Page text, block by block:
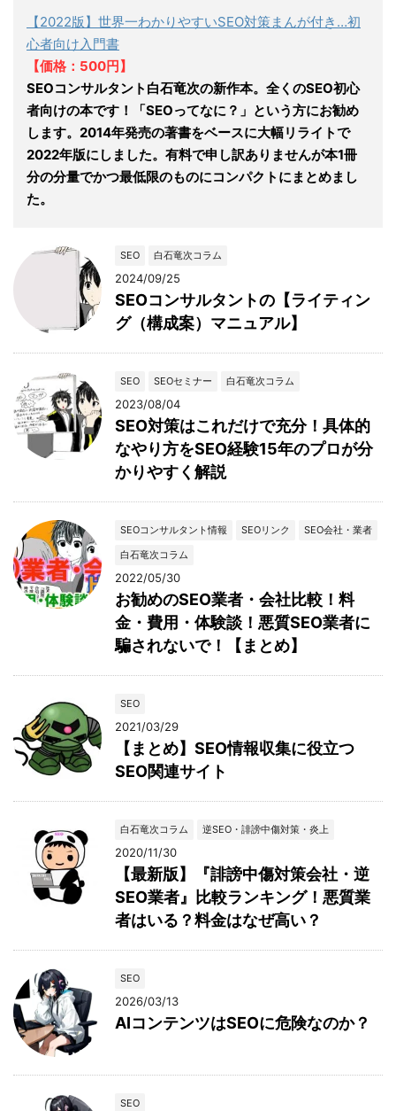
【2022版】世界一わかりやすいSEO対策まんが付き…初
心者向け入門書
【価格：500円】
SEOコンサルタント白石竜次の新作本。全くのSEO初心
者向けの本です！「SEOってなに？」という方にお勧め
します。2014年発売の著書をベースに大幅リライトで
2022年版にしました。有料で申し訳ありませんが本1冊
分の分量でかつ最低限のものにコンパクトにまとめまし
た。
SEO 白石竜次コラム
2024/09/25
SEOコンサルタントの【ライティン
グ（構成案）マニュアル】
SEO SEOセミナー 白石竜次コラム
2023/08/04
SEO対策はこれだけで充分！具体的
なやり方をSEO経験15年のプロが分
かりやすく解説
SEOコンサルタント情報 SEOリンク
SEO会社・業者
白石竜次コラム
2022/05/30
お勧めのSEO業者・会社比較！料
金・費用・体験談！悪質SEO業者に
騙されないで！【まとめ】
SEO
2021/03/29
【まとめ】SEO情報収集に役立つ
SEO関連サイト
白石竜次コラム 逆SEO・誹謗中傷対策・炎上
2020/11/30
【最新版】『誹謗中傷対策会社・逆
SEO業者』比較ランキング！悪質業
者はいる？料金はなぜ高い？
SEO
2026/03/13
AIコンテンツはSEOに危険なのか？
SEO